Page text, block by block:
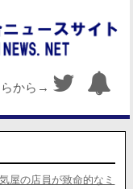
から→
屋の店員が致命的なミ